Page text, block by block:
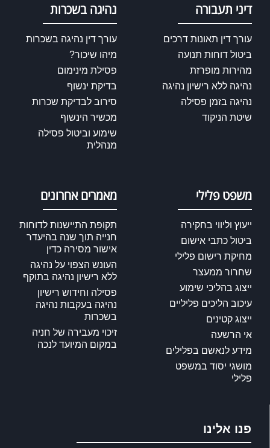
דיני תעבורה
עורך דין תאונות דרכים
ביטול דוחות תנועה
מהירות מופרזת
נהיגה ללא רישיון נהיגה
נהיגה בזמן פסילה
שיטת הניקוד
נהיגה בשכרות
עורך דין נהיגה בשכרות
מיהו שיכור?
פסילת מינימום
בדיקת ינשוף
סירוב לבדיקת שכרות
מכשיר הינשוף
שימוע וביטול פסילה
מנהלית
משפט פלילי
ייעוץ וליווי בחקירה
ביטול כתבי אישום
מחיקת רישום פלילי
שחרור ממעצר
ייצוג בהליכי שימוע
עיכוב הליכים פליליים
ייצוג קטינים
אי הרשעה
מידע לנאשם בפלילים
מושגי יסוד במשפט
פלילי
מאמרים אחרונים
תקופת התיישנות לדוחות
חנייה תוך שנה בהיעדר
אישור מסירה כדין
העונש הצפוי על נהיגה
ללא רישיון נהיגה בתוקף
פסילה וחידוש רישיון
נהיגה בעקבות נהיגה
בשכרות
זיכוי מעבירה של חניה
במקום המיועד לנכה
פנו אלינו